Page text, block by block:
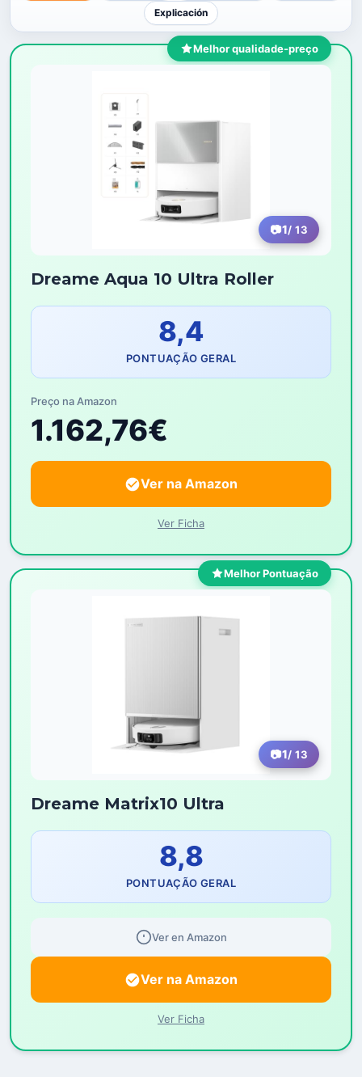
Explicación
Melhor qualidade-preço
1/ 13
Dreame Aqua 10 Ultra Roller
8,4
PONTUAÇÃO GERAL
Preço na Amazon
1.162,76€
Ver na Amazon
Ver Ficha
Melhor Pontuação
1/ 13
Dreame Matrix10 Ultra
8,8
PONTUAÇÃO GERAL
Ver en Amazon
Ver na Amazon
Ver Ficha